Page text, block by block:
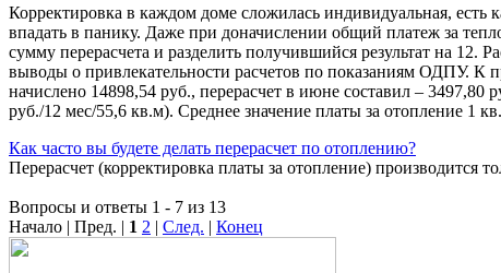
Корректировка в каждом доме сложилась индивидуальная, есть
впадать в панику. Даже при доначислении общий платеж за
сумму перерасчета и разделить получившийся результат на 12.
выводы о привлекательности расчетов по показаниям ОДПУ. К
начислено 14898,54 руб., перерасчет в июне составил – 3497,80
руб./12 мес/55,6 кв.м). Среднее значение платы за отопление 1
Как часто вы будете делать перерасчет по отоплению?
Перерасчет (корректировка платы за отопление) производится
Вопросы и ответы 1 - 7 из 13
Начало | Пред. | 1 2 | След. | Конец